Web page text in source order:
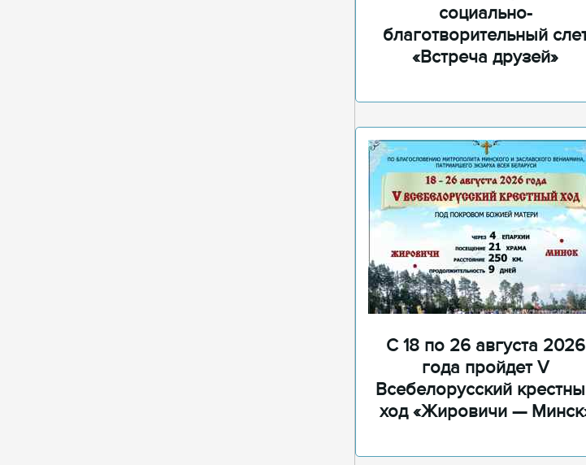
социально-
благотворительный
«Встреча друзей»
С 18 по 26 августа 2026
года пройдет V
Всебелорусский
ход «Жировичи —